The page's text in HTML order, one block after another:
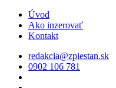
Úvod
Ako inzerovať
Kontakt
redakcia@zpiestan.sk
0902 106 781